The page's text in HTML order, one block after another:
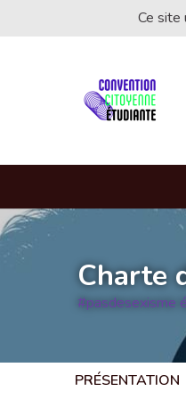
Ce site
Charte
#pasdesexisme
PRÉSENTATION